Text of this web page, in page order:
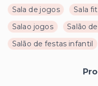
Sala de jogos
Sala
Salao jogos
Salão
Salão de festas infantil